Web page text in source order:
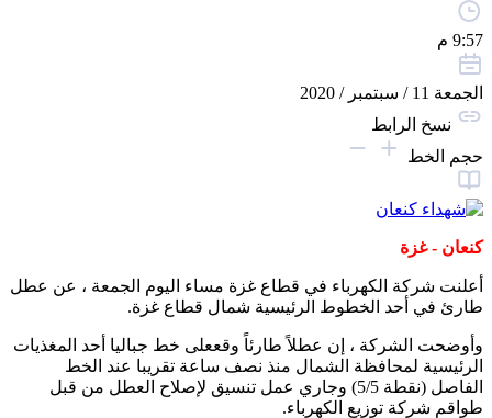
9:57 م
الجمعة 11 / سبتمبر / 2020
نسخ الرابط
حجم الخط
كنعان - غزة
أعلنت شركة الكهرباء في قطاع غزة مساء اليوم الجمعة ، عن عطل
طارئ في أحد الخطوط الرئيسية شمال قطاع غزة.
وأوضحت الشركة ، إن عطلاً طارئاً وقععلى خط جباليا أحد المغذيات
الرئيسية لمحافظة الشمال منذ نصف ساعة تقريبا عند الخط
الفاصل (نقطة 5/5) وجاري عمل تنسيق لإصلاح العطل من قبل
طواقم شركة توزيع الكهرباء.